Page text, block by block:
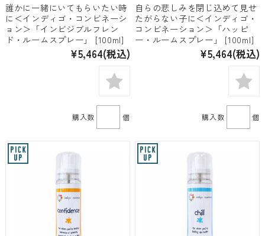
誰かに一緒にいてもらいたい時
に＜インディゴ・コンビネーシ
ョン＞「インビジブルフレン
ド・ルームスプレー」 [100ml]
¥5,464(税込)
購入数 個
自らの悲しみを閉じ込めて見せ
たがらない子に＜インディゴ・
コンビネーション＞「ハッピ
ー・ルームスプレー」 [100ml]
¥5,464(税込)
購入数 個